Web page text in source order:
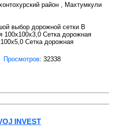
район , Махтумкули
выбор дорожной сетки В
100х100х3,0 Сетка дорожная
Сетка дорожная
Просмотров: 32338
INVEST